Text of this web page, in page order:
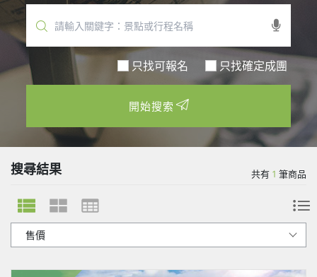
只找可報名
開始搜索
搜尋結果 共有 1 筆商品